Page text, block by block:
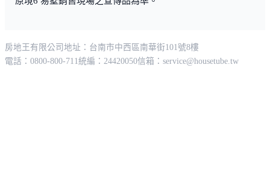
房地王有限公司 地址：台南市中西區南華街101號8樓
電話：0800-800-711統編：24420050信箱： service@housetube.tw